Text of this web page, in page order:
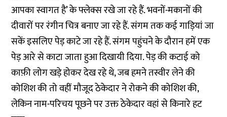
आपका स्वागत है’ के फ्लेक्स रखे जा रहे हैं. भवनों-मकानों की
दीवारों पर रंगीन चित्र बनाए जा रहे हैं. संगम तक कई गाड़ियां जा
सकें इसलिए पेड़ काटे जा रहे हैं. संगम पहुंचने के दौरान हमें एक
पेड़ आरे से काटा जाता हुआ दिखायी दिया. पेड़ की कटाई को
काफ़ी लोग खड़े होकर देख रहे थे, जब हमने तस्वीर लेने की
कोशिश की तो वहीं मौजूद ठेकेदार ने रोकने की कोशिश की,
लेकिन नाम-परिचय पूछने पर उक्त ठेकेदार वहां से किनारे हट